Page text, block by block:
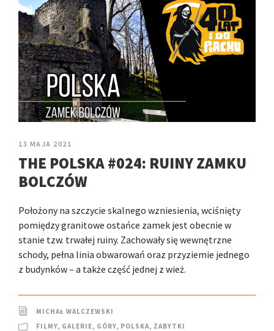
13 MAJA 2021
THE POLSKA #024: RUINY ZAMKU
BOLCZÓW
Położony na szczycie skalnego wzniesienia, wciśnięty
pomiędzy granitowe ostańce zamek jest obecnie w
stanie tzw. trwałej ruiny. Zachowały się wewnętrzne
schody, pełna linia obwarowań oraz przyziemie jednego
z budynków – a także część jednej z wież.
MICHAŁ WALCZEWSKI
FILMY, GALERIE, GÓRY, POLSKA, ZABYTKI